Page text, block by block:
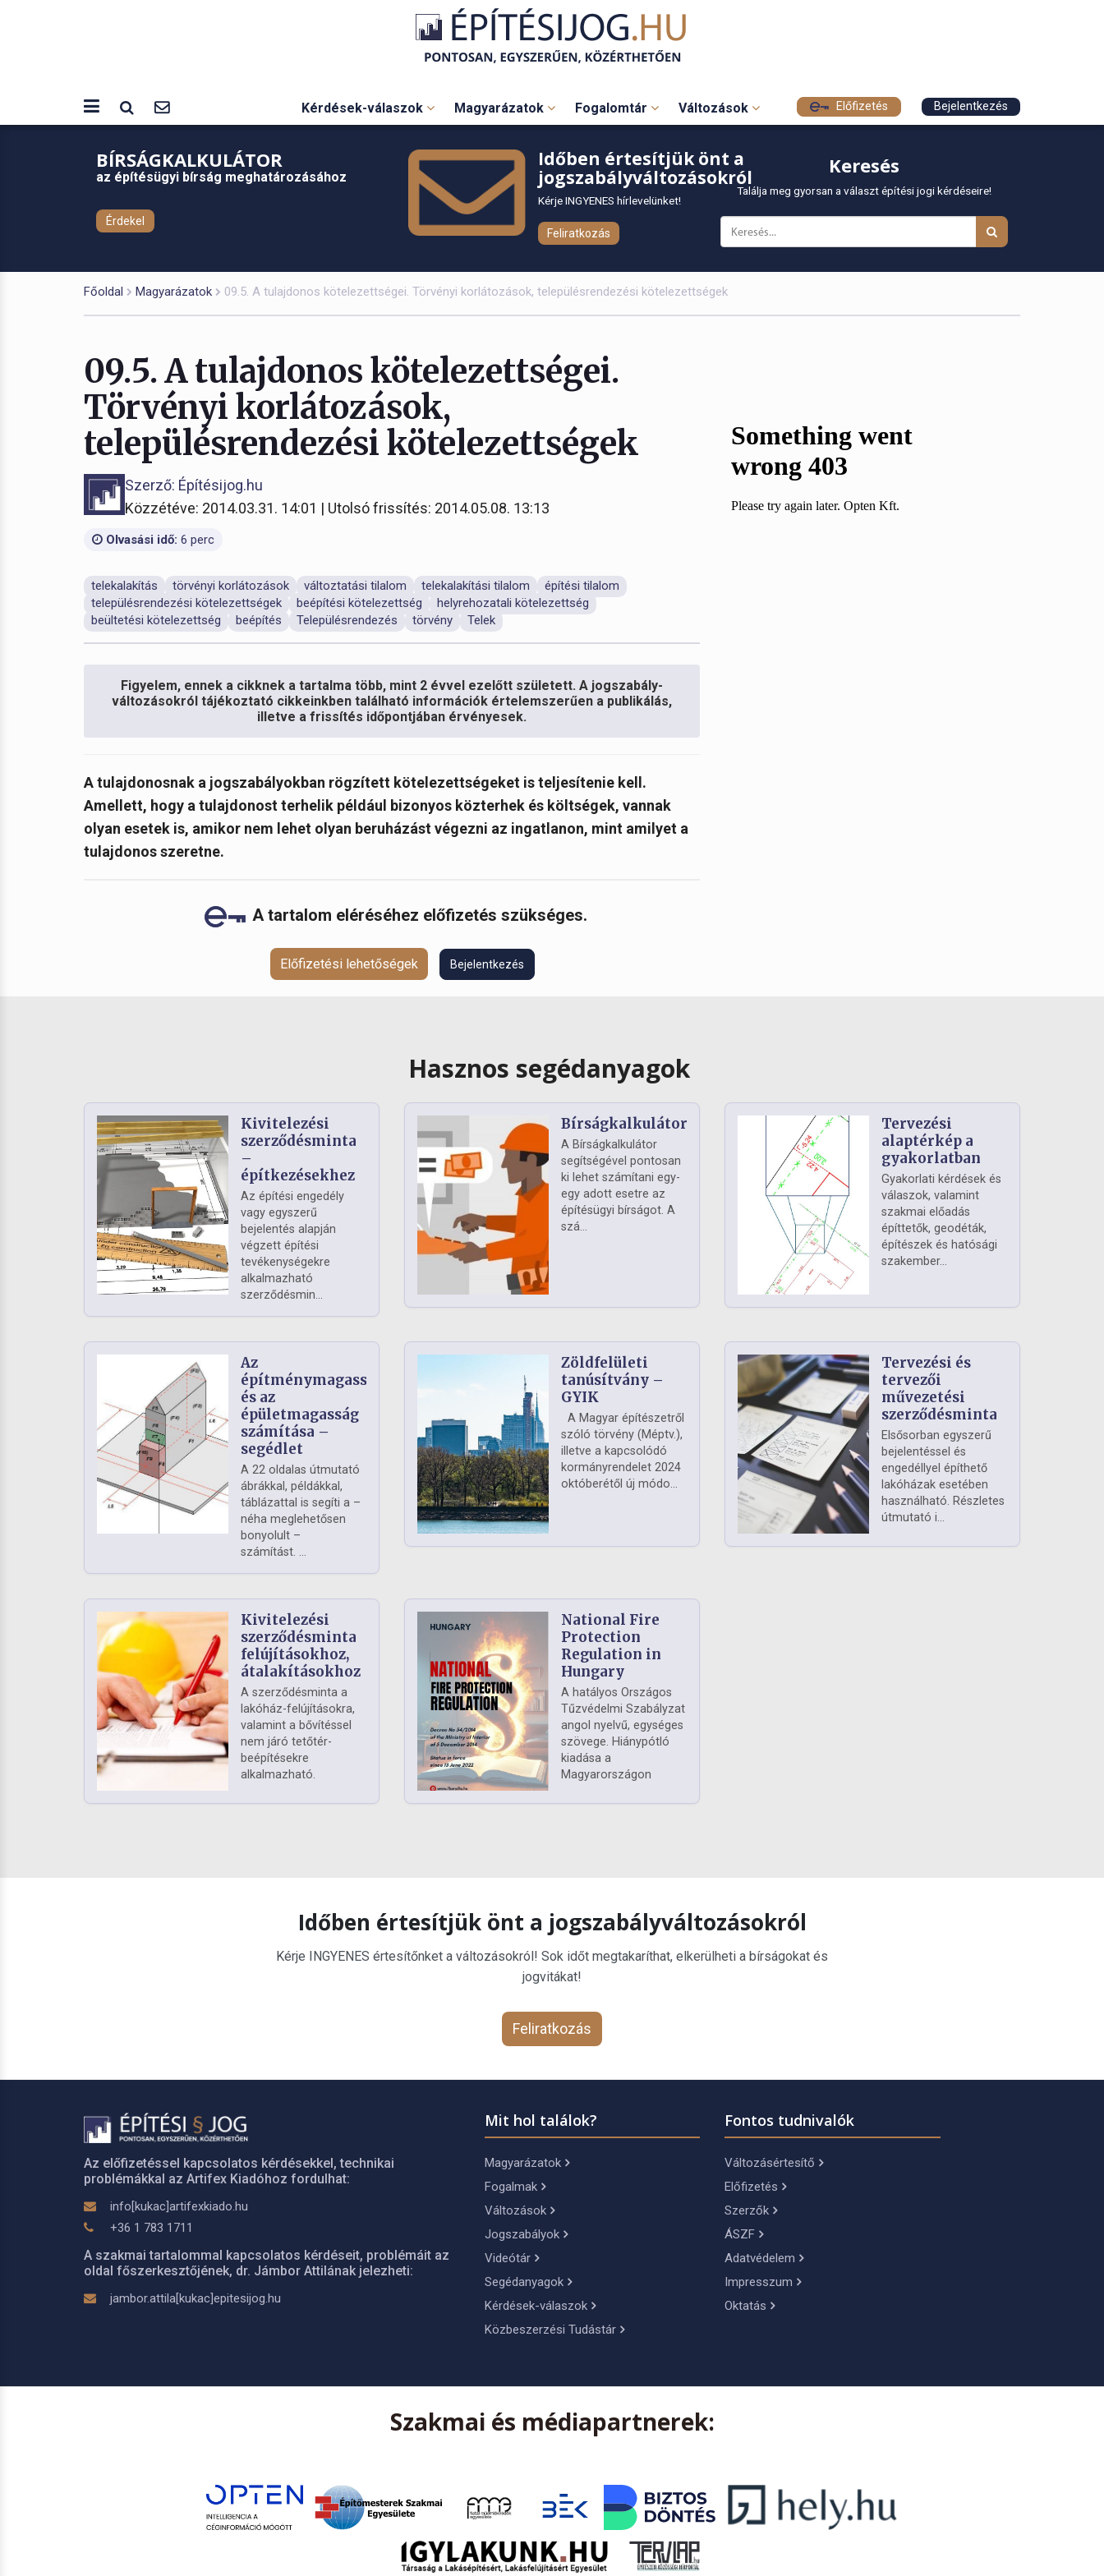
Kérdések-válaszok Magyarázatok Fogalomtár Változások Előfizetés Bejelentkezés
BÍRSÁGKALKULÁTOR
az építésügyi bírság meghatározásához
Érdekel
Időben értesítjük önt a
jogszabályváltozásokról
Kérje INGYENES hírlevelünket!
Feliratkozás
Keresés
Találja meg gyorsan a választ építési jogi kérdéseire!
Főoldal Magyarázatok 09.5. A tulajdonos kötelezettségei. Törvényi korlátozások, településrendezési kötelezettségek
09.5. A tulajdonos kötelezettségei.
Törvényi korlátozások,
településrendezési kötelezettségek
Szerző: Építésijog.hu
Közzétéve: 2014.03.31. 14:01 | Utolsó frissítés: 2014.05.08. 13:13
Olvasási idő: 6 perc
telekalakítás törvényi korlátozások változtatási tilalom telekalakítási tilalom
építési tilalom
településrendezési kötelezettségek
beépítési kötelezettség
helyrehozatali kötelezettség
beültetési kötelezettség
beépítés Településrendezés törvény Telek
Figyelem, ennek a cikknek a tartalma több, mint 2 évvel ezelőtt született. A jogszabály-
változásokról tájékoztató cikkeinkben található információk értelemszerűen a publikálás,
illetve a frissítés időpontjában érvényesek.
A tulajdonosnak a jogszabályokban rögzített kötelezettségeket is teljesítenie kell.
Amellett, hogy a tulajdonost terhelik például bizonyos közterhek és költségek, vannak
olyan esetek is, amikor nem lehet olyan beruházást végezni az ingatlanon, mint amilyet a
tulajdonos szeretne.
A tartalom eléréséhez előfizetés szükséges.
Előfizetési lehetőségek Bejelentkezés
Hasznos segédanyagok
Kivitelezési
szerződésminta
–
építkezésekhez
Az építési engedély
vagy egyszerű
bejelentés alapján
végzett építési
tevékenységekre
alkalmazható
szerződésmin...
Bírságkalkulátor
A Bírságkalkulátor
segítségével pontosan
ki lehet számítani egy-
egy adott esetre az
építésügyi bírságot. A
szá...
Tervezési
alaptérkép a
gyakorlatban
Gyakorlati kérdések és
válaszok, valamint
szakmai előadás
építtetők, geodéták,
építészek és hatósági
szakember...
Az
építménymagasság
és az
épületmagasság
számítása –
segédlet
A 22 oldalas útmutató
ábrákkal, példákkal,
táblázattal is segíti a –
néha meglehetősen
bonyolult –
számítást. ...
Zöldfelületi
tanúsítvány –
GYIK
A Magyar építészetről
szóló törvény (Méptv.),
illetve a kapcsolódó
kormányrendelet 2024
októberétől új módo...
Tervezési és
tervezői
művezetési
szerződésminta
Elsősorban egyszerű
bejelentéssel és
engedéllyel építhető
lakóházak esetében
használható. Részletes
útmutató i...
Kivitelezési
szerződésminta
felújításokhoz,
átalakításokhoz
A szerződésminta a
lakóház-felújításokra,
valamint a bővítéssel
nem járó tetőtér-
beépítésekre
alkalmazható.
National Fire
Protection
Regulation in
Hungary
A hatályos Országos
Tűzvédelmi Szabályzat
angol nyelvű, egységes
szövege. Hiánypótló
kiadása a
Magyarországon
Időben értesítjük önt a jogszabályváltozásokról
Kérje INGYENES értesítőnket a változásokról! Sok időt megtakaríthat, elkerülheti a bírságokat és
jogvitákat!
Feliratkozás
Az előfizetéssel kapcsolatos kérdésekkel, technikai
problémákkal az Artifex Kiadóhoz fordulhat:
info[kukac]artifexkiado.hu
+36 1 783 1711
A szakmai tartalommal kapcsolatos kérdéseit, problémáit az
oldal főszerkesztőjének, dr. Jámbor Attilának jelezheti:
jambor.attila[kukac]epitesijog.hu
Mit hol találok?
Magyarázatok
Fogalmak
Változások
Jogszabályok
Videótár
Segédanyagok
Kérdések-válaszok
Közbeszerzési Tudástár
Fontos tudnivalók
Változásértesítő
Előfizetés
Szerzők
ÁSZF
Adatvédelem
Impresszum
Oktatás
Szakmai és médiapartnerek: